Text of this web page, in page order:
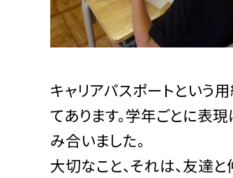
キャリアパスポートという
てあります。学年ごとに表
み合いました。
大切なこと、それは、友達